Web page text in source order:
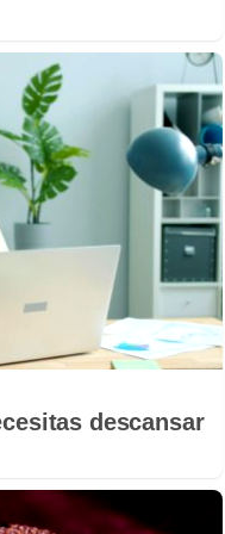
descansar